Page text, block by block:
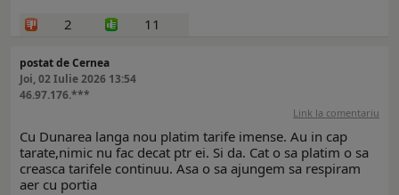
2
11
postat de Cernea
Joi, 02 Iulie 2026 13:54
46.97.176.***
Link la comentariu
Cu Dunarea langa nou platim tarife imense. Au in cap
tarate,nimic nu fac decat ptr ei. Si da. Cat o sa platim o sa
creasca tarifele continuu. Asa o sa ajungem sa respiram
aer cu portia